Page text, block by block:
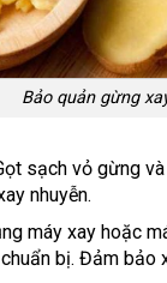
Bảo quản gừng
sạch vỏ gừng
nhuyễn.
máy xay hoặc
bị. Đảm bảo